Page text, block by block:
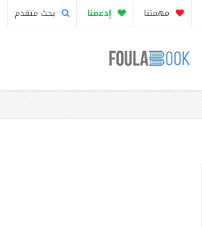
مهمتنا إدعمنا بحث متقدم